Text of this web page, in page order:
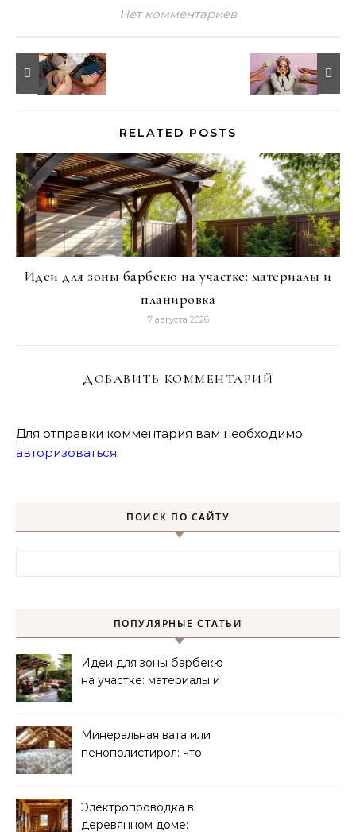
Нет комментариев
RELATED POSTS
Идеи для зоны барбекю на участке: материалы и
планировка
7 августа 2026
ДОБАВИТЬ КОММЕНТАРИЙ
Для отправки комментария вам необходимо
авторизоваться.
ПОИСК ПО САЙТУ
ПОПУЛЯРНЫЕ СТАТЬИ
Идеи для зоны барбекю
на участке: материалы и
Минеральная вата или
пенополистирол: что
Электропроводка в
деревянном доме: